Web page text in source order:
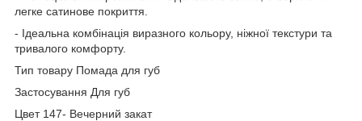
легке сатинове покриття.
- Ідеальна комбінація виразного кольору, ніжної текстури та
тривалого комфорту.
Тип товару Помада для губ
Застосування Для губ
Цвет 147- Вечерний закат